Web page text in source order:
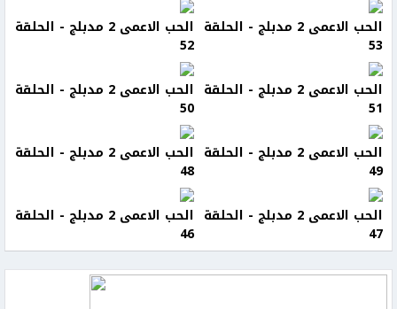
الحب الاعمى 2 مدبلج - الحلقة
53
الحب الاعمى 2 مدبلج - الحلقة
52
الحب الاعمى 2 مدبلج - الحلقة
51
الحب الاعمى 2 مدبلج - الحلقة
50
الحب الاعمى 2 مدبلج - الحلقة
49
الحب الاعمى 2 مدبلج - الحلقة
48
الحب الاعمى 2 مدبلج - الحلقة
47
الحب الاعمى 2 مدبلج - الحلقة
46